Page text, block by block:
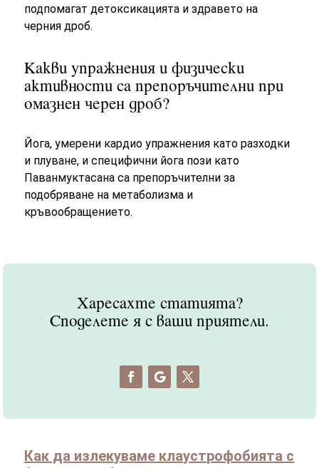
подпомагат детоксикацията и здравето на
черния дроб.
Какви упражнения и физически
активности са препоръчителни при
омазнен черен дроб?
Йога, умерени кардио упражнения като разходки
и плуване, и специфични йога пози като
Паванмуктасана са препоръчителни за
подобряване на метаболизма и
кръвообращението.
Харесахте статията?
Споделете я с ваши приятели.
Как да излекуваме клаустрофобията с